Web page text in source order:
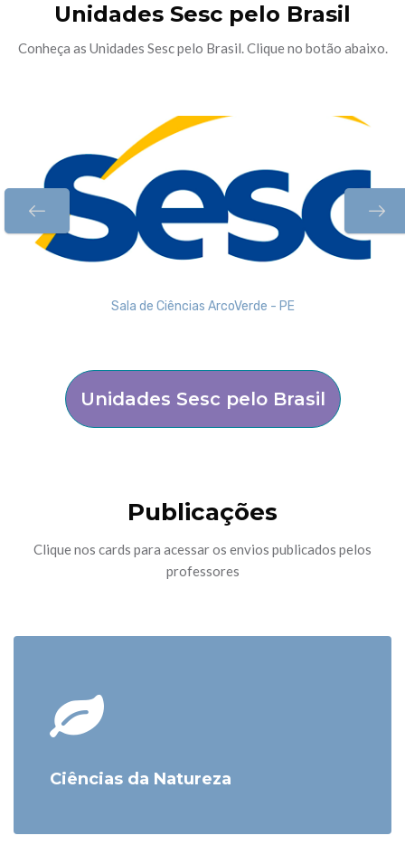
Unidades Sesc pelo Brasil
Conheça as Unidades Sesc pelo Brasil. Clique no botão abaixo.
Unidades Sesc pelo Brasil
Publicações
Clique nos cards para acessar os envios publicados pelos
professores
Ciências da Natureza